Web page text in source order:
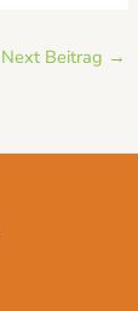
Next Beitrag →